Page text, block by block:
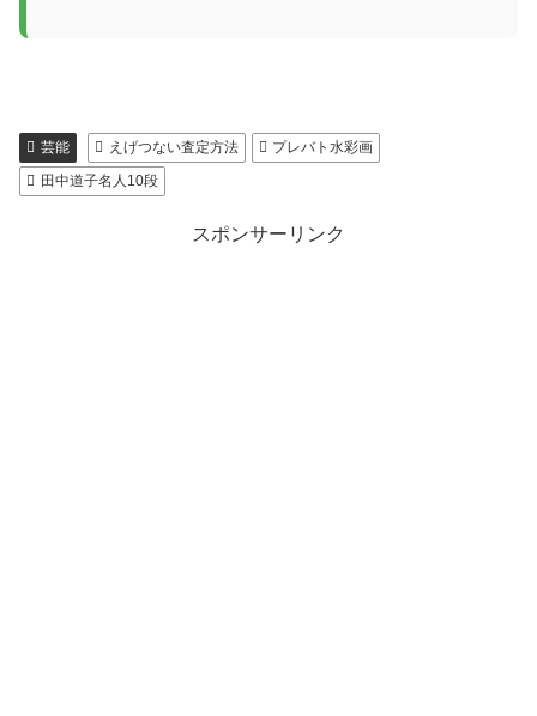
芸能 えげつない査定方法
プレバト水彩画
田中道子名人10段
スポンサーリンク